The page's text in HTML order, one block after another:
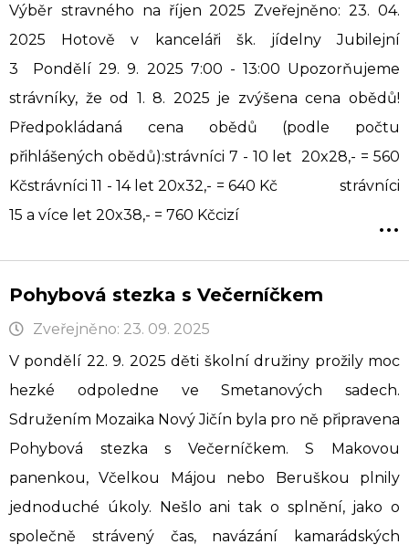
Výběr stravného na říjen 2025 Zveřejněno: 23. 04.
2025 Hotově v kanceláři šk. jídelny Jubilejní
3 Pondělí 29. 9. 2025 7:00 - 13:00 Upozorňujeme
strávníky, že od 1. 8. 2025 je zvýšena cena obědů!
Předpokládaná cena obědů (podle počtu
přihlášených obědů):strávníci 7 - 10 let 20x28,- = 560
Kčstrávníci 11 - 14 let 20x32,- = 640 Kč strávníci
15 a více let 20x38,- = 760 Kčcizí
...
Pohybová stezka s Večerníčkem
Zveřejněno: 23. 09. 2025
V pondělí 22. 9. 2025 děti školní družiny prožily moc
hezké odpoledne ve Smetanových sadech.
Sdružením Mozaika Nový Jičín byla pro ně připravena
Pohybová stezka s Večerníčkem. S Makovou
panenkou, Včelkou Májou nebo Beruškou plnily
jednoduché úkoly. Nešlo ani tak o splnění, jako o
společně strávený čas, navázání kamarádských